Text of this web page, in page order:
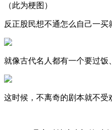
（此为梗图）
反正股民想不通怎么自己一买
就像古代名人都有一个要过饭
这时候，不离奇的剧本就不受